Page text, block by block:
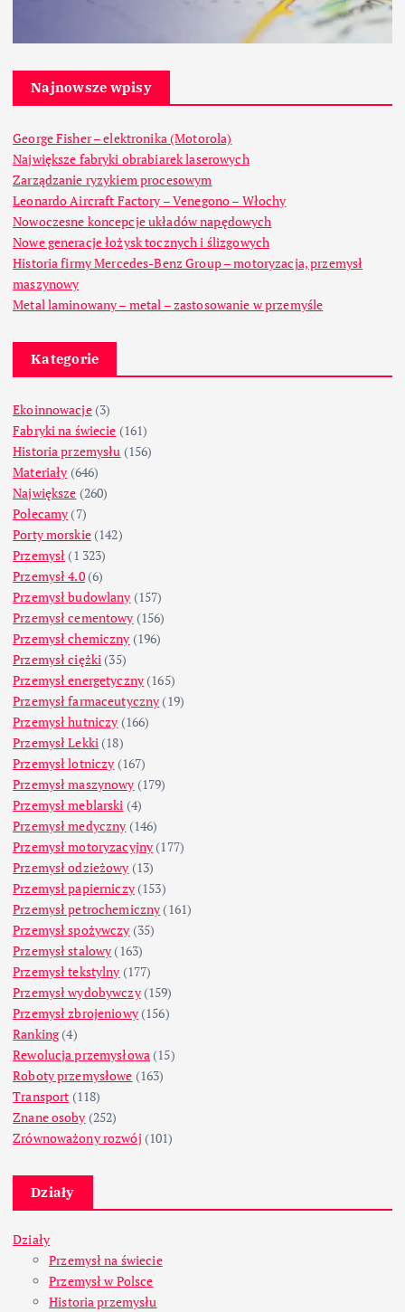
Najnowsze wpisy
George Fisher – elektronika (Motorola)
Największe fabryki obrabiarek laserowych
Zarządzanie ryzykiem procesowym
Leonardo Aircraft Factory – Venegono – Włochy
Nowoczesne koncepcje układów napędowych
Nowe generacje łożysk tocznych i ślizgowych
Historia firmy Mercedes-Benz Group – motoryzacja, przemysł
maszynowy
Metal laminowany – metal – zastosowanie w przemyśle
Kategorie
Ekoinnowacje(3)
Fabryki na świecie (161)
Historia przemysłu (156)
Materiały (646)
Największe (260)
Polecamy (7)
Porty morskie(142)
Przemysł (1 323)
Przemysł 4.0(6)
Przemysł budowlany (157)
Przemysł cementowy (156)
Przemysł chemiczny (196)
Przemysł ciężki (35)
Przemysł energetyczny (165)
Przemysł farmaceutyczny (19)
Przemysł hutniczy (166)
Przemysł Lekki (18)
Przemysł lotniczy (167)
Przemysł maszynowy (179)
Przemysł meblarski (4)
Przemysł medyczny (146)
Przemysł motoryzacyjny (177)
Przemysł odzieżowy (13)
Przemysł papierniczy(153)
Przemysł petrochemiczny (161)
Przemysł spożywczy (35)
Przemysł stalowy (163)
Przemysł tekstylny (177)
Przemysł wydobywczy(159)
Przemysł zbrojeniowy(156)
Ranking(4)
Rewolucja przemysłowa (15)
Roboty przemysłowe (163)
Transport (118)
Znane osoby (252)
Zrównoważony rozwój (101)
Działy
Działy
Przemysł na świecie
Przemysł w Polsce
Historia przemysłu